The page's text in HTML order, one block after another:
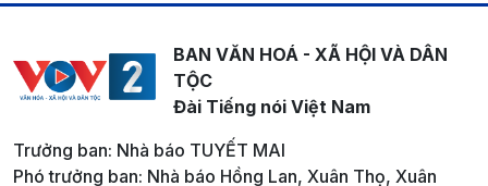
BAN VĂN HOÁ - XÃ HỘI VÀ DÂN
TỘC
Đài Tiếng nói Việt Nam
Trưởng ban: Nhà báo TUYẾT MAI
Phó trưởng ban: Nhà báo Hồng Lan, Xuân Thọ, Xuân